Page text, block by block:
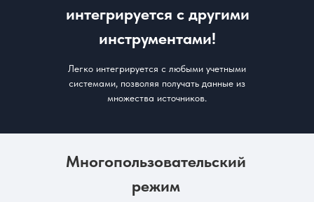
Легко интегрируется с любыми учетными
системами, позволяя получать данные из
множества источников.
интегрируется с другими
инструментами!
Многопользовательский
режим